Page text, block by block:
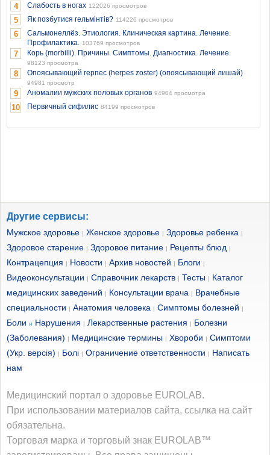
4 Слабость в ногах 122026 просмотров
5 Як позбутися гельмінтів? 114226 просмотров
6
Сальмонеллёз. Этиология. Клиническая картина. Лечение.
Профилактика. 103769 просмотров
7 Корь (morbilli). Причины. Симптомы. Диагностика. Лечение.
98123 просмотра
8 Опоясывающий герпес (herpes zoster) (опоясывающий лишай)
94981 просмотр
9 Аномалии мужских половых органов 94904 просмотра
10 Первичный сифилис 84199 просмотров
Другие сервисы:
Мужское здоровье | Женское здоровье | Здоровье ребенка |
Здоровое старение | Здоровое питание | Рецепты блюд |
Контрацепция | Новости | Архив новостей | Блоги |
Видеоконсультации | Справочник лекарств | Тесты | Каталог
медицинских заведений | Консультации врача | Врачебные
специальности | Анатомия человека | Симптомы болезней |
Боли и Нарушения | Лекарственные растения | Болезни
(Заболевания) | Медицинские термины | Хвороби | Симптоми
(Укр. версія) | Болі | Ограничение ответственности | Написать
нам
Медицинский портал о здоровье EUROLAB.
При использовании материалов сайта, ссылка на сайт
обязательна.
Торговая марка и торговый знак EUROLAB™